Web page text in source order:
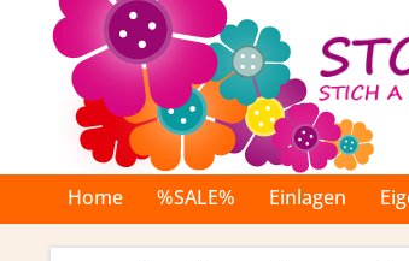
Home %SALE% Einlagen